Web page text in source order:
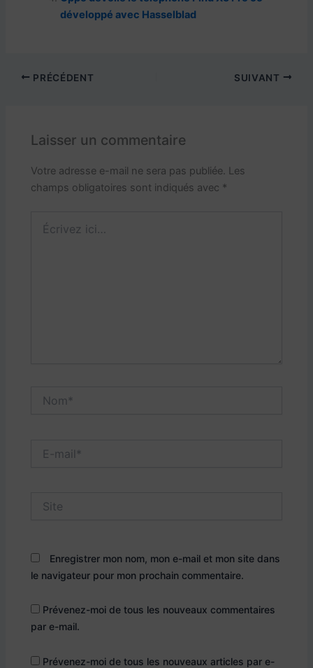
développé avec Hasselblad
PRÉCÉDENT SUIVANT
Laisser un commentaire
Votre adresse e-mail ne sera pas publiée. Les
champs obligatoires sont indiqués avec *
ici…
mail*
Enregistrer mon nom, mon e-mail et mon site dans
le navigateur pour mon prochain commentaire.
Prévenez-moi de tous les nouveaux commentaires
par e-mail.
Prévenez-moi de tous les nouveaux articles par e-